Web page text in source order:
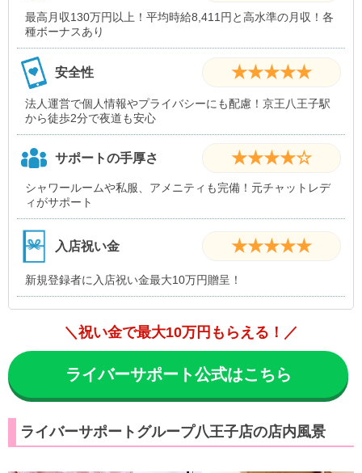
最高月収130万円以上！平均時給8,411円と高水準の月収！各
種ボーナスあり
安全性 ★★★★★
法人運営で個人情報やプライバシーにも配慮！京王八王子駅
から徒歩2分で夜道も安心
サポートの手厚さ ★★★★☆
シャワールームや私服、アメニティも完備！元チャットレデ
ィがサポート
入店祝い金 ★★★★★
新規登録者に入店祝い金最大10万円贈呈！
＼祝い金で最大10万円もらえる！／
ライバーサポート公式はこちら
ライバーサポートグループ八王子店の店内風景